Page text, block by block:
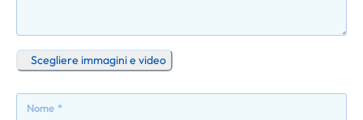
Scegliere immagini e video